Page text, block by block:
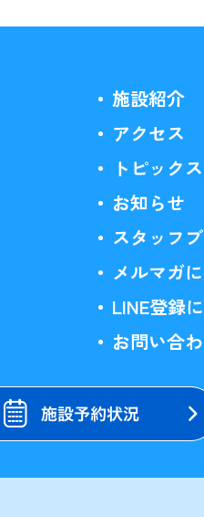
施設紹介
アクセス
トピックス
お知らせ
スタッフ
メルマガ
LINE登録
お問い合